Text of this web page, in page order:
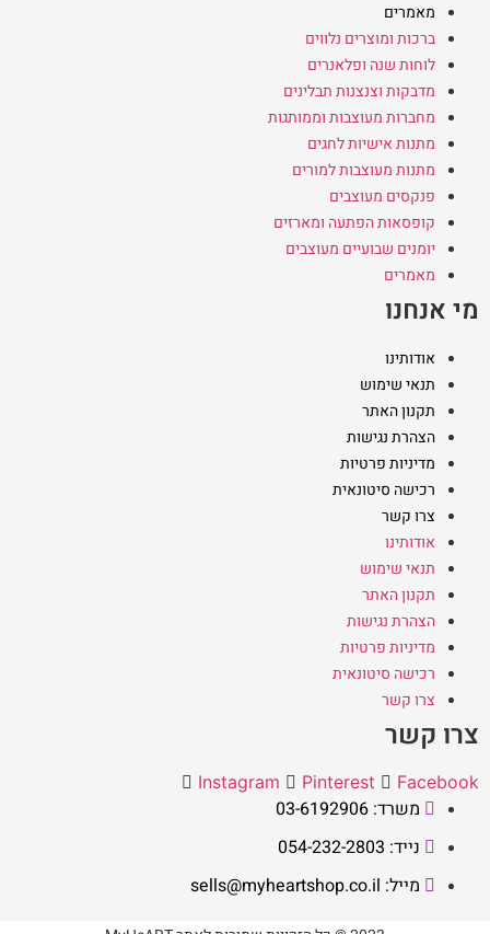
מאמרים
ברכות ומוצרים נלווים
לוחות שנה ופלאנרים
מדבקות וצנצנות תבלינים
מחברות מעוצבות וממותגות
מתנות אישיות לחגים
מתנות מעוצבות למורים
פנקסים מעוצבים
קופסאות הפתעה ומארזים
יומנים שבועיים מעוצבים
מאמרים
מי אנחנו
אודותינו
תנאי שימוש
תקנון האתר
הצהרת נגישות
מדיניות פרטיות
רכישה סיטונאית
צרו קשר
אודותינו
תנאי שימוש
תקנון האתר
הצהרת נגישות
מדיניות פרטיות
רכישה סיטונאית
צרו קשר
צרו קשר
Instagram Pinterest Facebook
משרד: 03-6192906
נייד: 054-232-2803
מייל: sells@myheartshop.co.il